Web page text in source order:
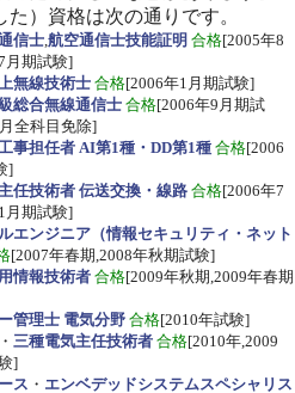
た）資格は次の通りです。
信士,航空通信士技能証明 合格[2005年8
月期試験]
無線技術士 合格[2006年1月期試験]
総合無線通信士 合格[2006年9月期試
全科目免除]
事担任者 AI第1種・DD第1種 合格[2006
]
任技術者 伝送交換・線路 合格[2006年7
月期試験]
エンジニア（情報セキュリティ・ネット
[2007年春期,2008年秋期試験]
情報技術者 合格[2009年秋期,2009年春期
管理士 電気分野 合格[2010年試験]
・ 三種電気主任技術者 合格[2010年,2009
]
ス ・ エンベデッドシステムスペシャリス